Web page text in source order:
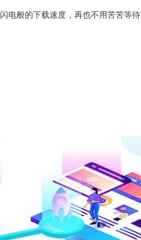
闪电般的下载速度，再也不用苦苦等待